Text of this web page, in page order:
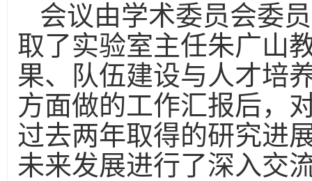
会议由学术委员会委
取了实验室主任朱广山
果、队伍建设与人才培
方面做的工作汇报后，
过去两年取得的研究进
未来发展进行了深入交